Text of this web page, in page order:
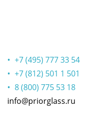
+7 (495) 777 33 54
+7 (812) 501 1 501
8 (800) 775 53 18
info@priorglass.ru